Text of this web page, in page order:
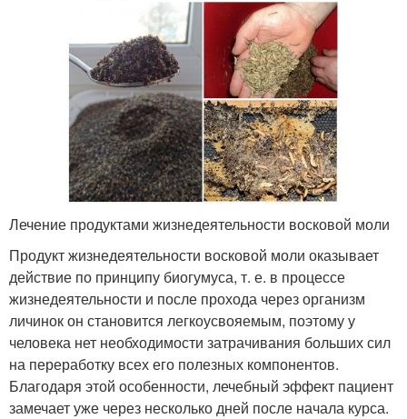
Лечение продуктами жизнедеятельности восковой моли
Продукт жизнедеятельности восковой моли оказывает
действие по принципу биогумуса, т. е. в процессе
жизнедеятельности и после прохода через организм
личинок он становится легкоусвояемым, поэтому у
человека нет необходимости затрачивания больших сил
на переработку всех его полезных компонентов.
Благодаря этой особенности, лечебный эффект пациент
замечает уже через несколько дней после начала курса.